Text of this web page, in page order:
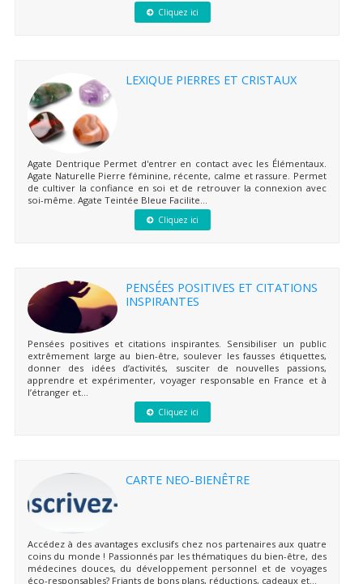
Cliquez ici
LEXIQUE PIERRES ET CRISTAUX
Agate Dentrique Permet d'entrer en contact avec les Élémentaux.
Agate Naturelle Pierre féminine, récente, calme et rassure. Permet
de cultiver la confiance en soi et de retrouver la connexion avec
soi-même. Agate Teintée Bleue Facilite...
Cliquez ici
PENSÉES POSITIVES ET CITATIONS
INSPIRANTES
Pensées positives et citations inspirantes. Sensibiliser un public
extrêmement large au bien-être, soulever les fausses étiquettes,
donner des idées d’activités, susciter de nouvelles passions,
apprendre et expérimenter, voyager responsable en France et à
l’étranger et...
Cliquez ici
CARTE NEO-BIENÊTRE
Accédez à des avantages exclusifs chez nos partenaires aux quatre
coins du monde ! Passionnés par les thématiques du bien-être, des
médecines douces, du développement personnel et de voyages
éco-responsables? Friants de bons plans, réductions, cadeaux et...